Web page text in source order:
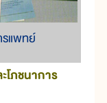
รแพทย์
โภชนาการ